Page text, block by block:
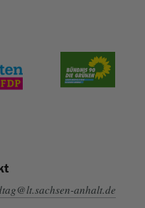
anhalt.de